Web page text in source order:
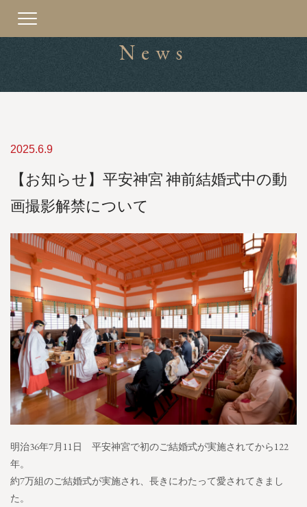
Toggle
navigation
News
2025.6.9
【お知らせ】平安神宮 神前結婚式中の動
画撮影解禁について
明治36年7月11日 平安神宮で初のご結婚式が実施されてから122
年。
約7万組のご結婚式が実施され、長きにわたって愛されてきまし
た。